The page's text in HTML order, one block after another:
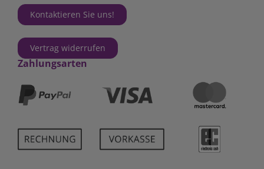
Kontaktieren Sie uns!
Vertrag widerrufen
Zahlungsarten